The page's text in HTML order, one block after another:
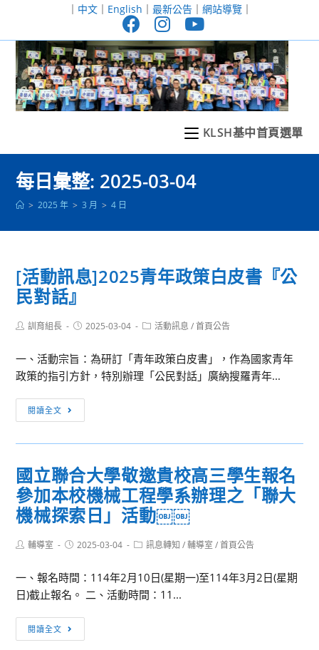
至
｜ 中文｜ English ｜ 最新公告｜ 網站導覽｜
KLSH基中首頁選單
每日彙整: 2025-03-04
> 2025 年 > 3 月 > 4 日
[活動訊息]2025青年政策白皮書『公
民對話』
Post訓育組長
Post2025-03-04
Post活動訊息 / 首頁公告
一、活動宗旨：為研訂「青年政策白皮書」，作為國家青年
政策的指引方針，特別辦理「公民對話」廣納搜羅青年...
閱讀全文
動
訊
青
年
政
策
白
書
『公
國立聯合大學敬邀貴校高三學生報名
參加本校機械工程學系辦理之「聯大
機械探索日」活動￼￼
Post輔導室
Post2025-03-04
Post訊息轉知 / 輔導室 / 首頁公告
一、報名時間：114年2月10日(星期一)至114年3月2日(星期
日)截止報名。 二、活動時間：11...
閱讀全文
立